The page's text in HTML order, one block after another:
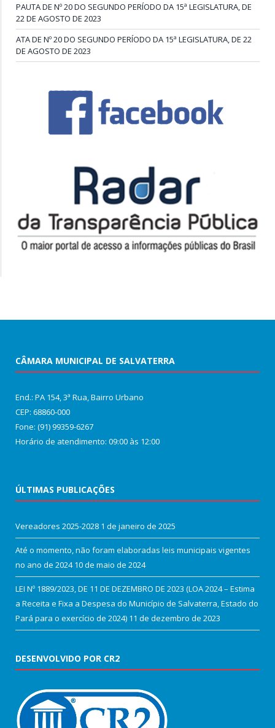
PAUTA DE Nº 20 DO SEGUNDO PERÍODO DA 15ª LEGISLATURA, DE
22 DE AGOSTO DE 2023
ATA DE Nº 20 DO SEGUNDO PERÍODO DA 15ª LEGISLATURA, DE 22
DE AGOSTO DE 2023
CÂMARA MUNICIPAL DE SALVATERRA
End.: PA 154, 3ª Rua, Bairro Urbano
CEP: 68860‑000
Fone: (91) 99359-6267
Horário de atendimento: 09:00 às 12:00
ÚLTIMAS PUBLICAÇÕES
Vereadores 2025-2028 1 de janeiro de 2025
Até o momento, não foram elaboradas leis municipais vigentes
no ano de 2024 10 de maio de 2024
LEI Nº 1889/2023, DE 11 DE DEZEMBRO DE 2023 (LOA 2024 – Estima
a Receita e Fixa a Despesa do Município de Salvaterra, Estado do
Pará para o exercício de 2024) 11 de dezembro de 2023
DESENVOLVIDO POR CR2